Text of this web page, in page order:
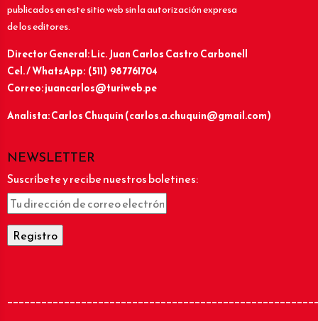
publicados en este sitio web sin la autorización expresa
de los editores.
Director General: Lic.Juan Carlos Castro Carbonell
Cel. / WhatsApp: (511) 987761704
Correo: juancarlos@turiweb.pe
Analista: Carlos Chuquín (carlos.a.chuquin@gmail.com)
NEWSLETTER
Suscríbete y recibe nuestros boletines: